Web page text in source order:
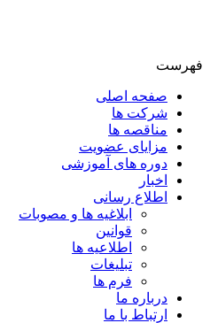
فهرست
صفحه اصلی
شرکت ها
مناقصه ها
مزایای عضویت
دوره های آموزشی
اخبار
اطلاع رسانی
ابلاغیه ها و مصوبات
قوانین
اطلاعیه ها
تبلیغات
فرم ها
درباره ما
ارتباط با ما